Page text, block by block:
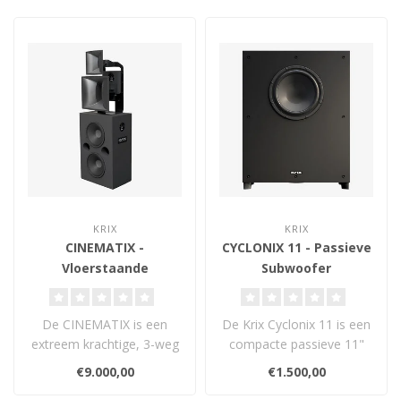
KRIX
CINEMATIX -
Vloerstaande
De CINEMATIX is een
extreem krachtige, 3-weg
vrijstaande luidspreker
met 2x 15" ..
€9.000,00
KRIX
CYCLONIX 11 - Passieve
Subwoofer
De Krix Cyclonix 11 is een
compacte passieve 11"
subwoofer met krachtige
basweer..
€1.500,00